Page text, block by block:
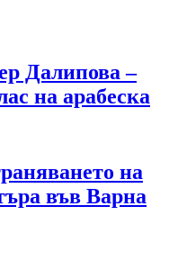
Далипова –
на арабеска
на
във Варна